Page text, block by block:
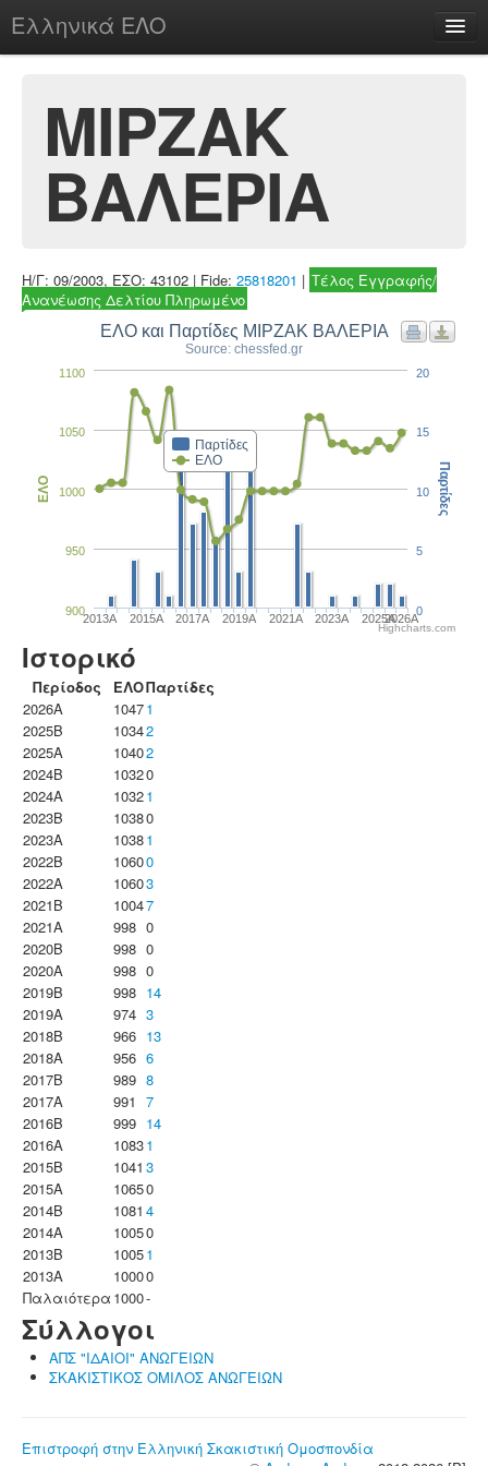
Ελληνικά ΕΛΟ
chesstu.be @ discord
Login
ΜΙΡΖΑΚ
ΒΑΛΕΡΙΑ
Η/Γ: 09/2003, ΕΣΟ: 43102 | Fide: 25818201 | Τέλος Εγγραφής/
Ανανέωσης Δελτίου Πληρωμένο
ΕΛΟ και Παρτίδες ΜΙΡΖΑΚ ΒΑΛΕΡΙΑ
Source: chessfed.gr
Παρτίδες
ΕΛΟ
2013A 2015A 2017A 2019A 2021A 2023Α 2025A2026A
950
1000
1050
1100
900
ΕΛΟ
0
5
10
15
20
Παρτίδες
Highcharts.com
Ιστορικό
Περίοδος ΕΛΟΠαρτίδες
2026A
10471
2025B
10342
2025A
10402
2024B
10320
2024A
10321
2023B
10380
2023Α
10381
2022B
10600
2022A
10603
2021B
10047
2021A
998 0
2020B
998 0
2020A
998 0
2019B
998 14
2019A
974 3
2018B
966 13
2018A
956 6
2017B
989 8
2017A
991 7
2016B
999 14
2016A
10831
2015B
1041 3
2015A
10650
2014B
1081 4
2014A
10050
2013B
10051
2013A
10000
Παλαιότερα 1000-
Σύλλογοι
ΑΠΣ "ΙΔΑΙΟΙ" ΑΝΩΓΕΙΩΝ
ΣΚΑΚΙΣΤΙΚΟΣ ΟΜΙΛΟΣ ΑΝΩΓΕΙΩΝ
Επιστροφή στην Ελληνική Σκακιστική Ομοσπονδία